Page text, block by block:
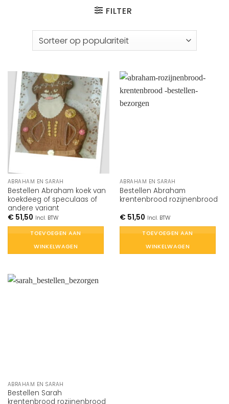
FILTER
ABRAHAM EN SARAH
Bestellen Abraham koek van
koekdeeg of speculaas of
andere variant
€51,50 Incl. BTW
TOEVOEGEN AAN
WINKELWAGEN
ABRAHAM EN SARAH
Bestellen Abraham
krentenbrood rozijnenbrood
€51,50 Incl. BTW
TOEVOEGEN AAN
WINKELWAGEN
ABRAHAM EN SARAH
Bestellen Sarah
krentenbrood rozijnenbrood